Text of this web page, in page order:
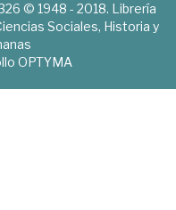
© 1948 - 2018. Librería
Sociales, Historia y
OPTYMA